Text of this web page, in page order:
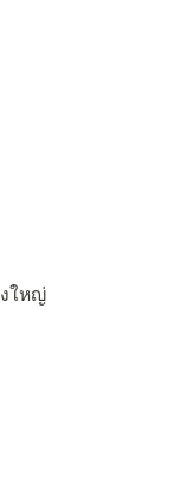
ใหญ่